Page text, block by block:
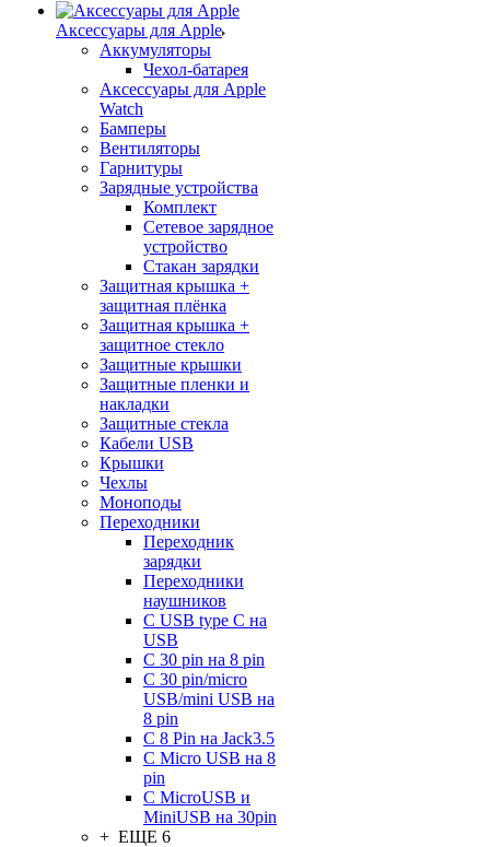
Аксессуары для Apple
Аккумуляторы
Чехол-батарея
Аксессуары для Apple
Watch
Бамперы
Вентиляторы
Гарнитуры
Зарядные устройства
Комплект
Сетевое зарядное
устройство
Стакан зарядки
Защитная крышка +
защитная плёнка
Защитная крышка +
защитное стекло
Защитные крышки
Защитные пленки и
накладки
Защитные стекла
Кабели USB
Крышки
Чехлы
Моноподы
Переходники
Переходник
зарядки
Переходники
наушников
С USB type C на
USB
С 30 pin на 8 pin
С 30 pin/micro
USB/mini USB на
8 pin
С 8 Pin на Jack3.5
С Micro USB на 8
pin
С MicroUSB и
MiniUSB на 30pin
+ ЕЩЕ 6